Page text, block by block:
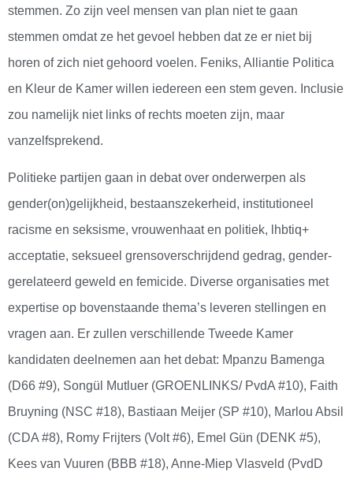
stemmen. Zo zijn veel mensen van plan niet te gaan
stemmen omdat ze het gevoel hebben dat ze er niet bij
horen of zich niet gehoord voelen. Feniks, Alliantie Politica
en Kleur de Kamer willen iedereen een stem geven. Inclusie
zou namelijk niet links of rechts moeten zijn, maar
vanzelfsprekend.
Politieke partijen gaan in debat over onderwerpen als
gender(on)gelijkheid, bestaanszekerheid, institutioneel
racisme en seksisme, vrouwenhaat en politiek, lhbtiq+
acceptatie, seksueel grensoverschrijdend gedrag, gender-
gerelateerd geweld en femicide. Diverse organisaties met
expertise op bovenstaande thema’s leveren stellingen en
vragen aan. Er zullen verschillende Tweede Kamer
kandidaten deelnemen aan het debat: Mpanzu Bamenga
(D66 #9), Songül Mutluer (GROENLINKS/ PvdA #10), Faith
Bruyning (NSC #18), Bastiaan Meijer (SP #10), Marlou Absil
(CDA #8), Romy Frijters (Volt #6), Emel Gün (DENK #5),
Kees van Vuuren (BBB #18), Anne-Miep Vlasveld (PvdD